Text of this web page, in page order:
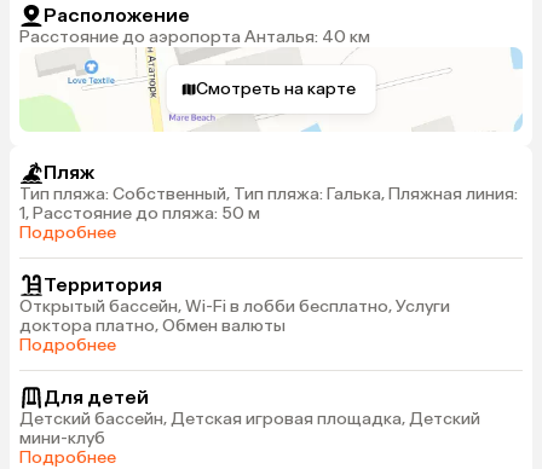
Расположение
Расстояние до аэропорта Анталья: 40 км
Смотреть на карте
Пляж
Тип пляжа: Собственный, Тип пляжа: Галька, Пляжная линия:
1, Расстояние до пляжа: 50 м
Подробнее
Территория
Открытый бассейн, Wi-Fi в лобби бесплатно, Услуги
доктора платно, Обмен валюты
Подробнее
Для детей
Детский бассейн, Детская игровая площадка, Детский
мини-клуб
Подробнее